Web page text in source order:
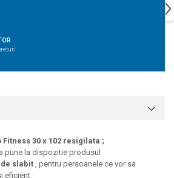
30 x 102 resigilata ;
pune la dispozitie produsul
slabit , pentru persoanele ce vor sa
eficient.